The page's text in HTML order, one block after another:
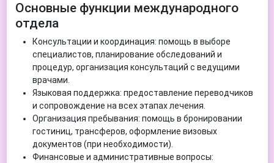
Основные функции международного
отдела
Консультации и координация: помощь в выборе
специалистов, планирование обследований и
процедур, организация консультаций с ведущими
врачами.
Языковая поддержка: предоставление переводчиков
и сопровождение на всех этапах лечения.
Организация пребывания: помощь в бронировании
гостиниц, трансферов, оформление визовых
документов (при необходимости).
Финансовые и административные вопросы: